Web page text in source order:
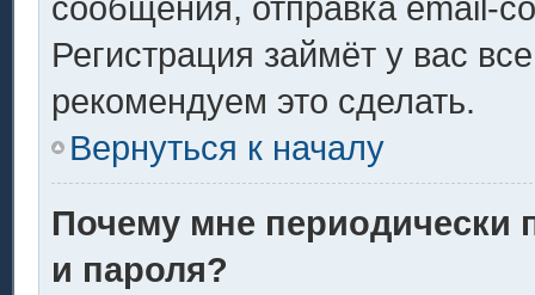
Регистрация займёт у вас
рекомендуем это сделать.
Вернуться к началу
Почему мне периодически
и пароля?